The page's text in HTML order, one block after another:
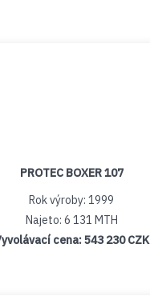
PROTEC BOXER 107
Rok výroby: 1999
Najeto: 6 131 MTH
cena:543 230 CZK